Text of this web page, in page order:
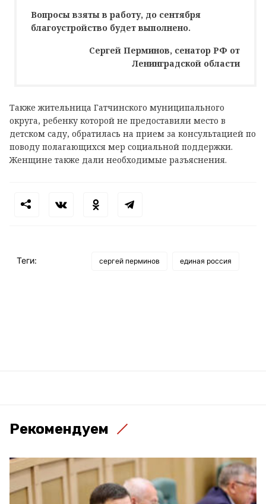
Вопросы взяты в работу, до сентября
благоустройство будет выполнено.
Сергей Перминов, сенатор РФ от
Ленинградской области
Также жительница Гатчинского муниципального
округа, ребенку которой не предоставили место в
детском саду, обратилась на прием за консультацией по
поводу полагающихся мер социальной поддержки.
Женщине также дали необходимые разъяснения.
Теги: сергей перминов единая россия
Рекомендуем